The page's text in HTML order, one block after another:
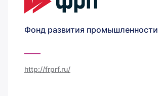
Фонд развития промышленности
http://frprf.ru/